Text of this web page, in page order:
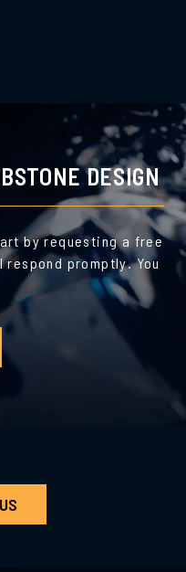
DESIGN
by requesting a free
promptly. You